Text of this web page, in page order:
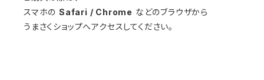
スマホの Safari / Chrome などのブラウザから
うまさくショップへアクセスしてください。